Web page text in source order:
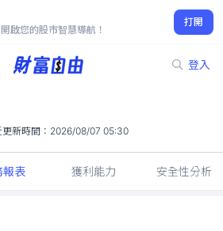
啟您的股市智慧導航！
打開
登入
35.15
-2.36%
新時間： 2026/08/07 05:30
報表 獲利能力 安全性分析